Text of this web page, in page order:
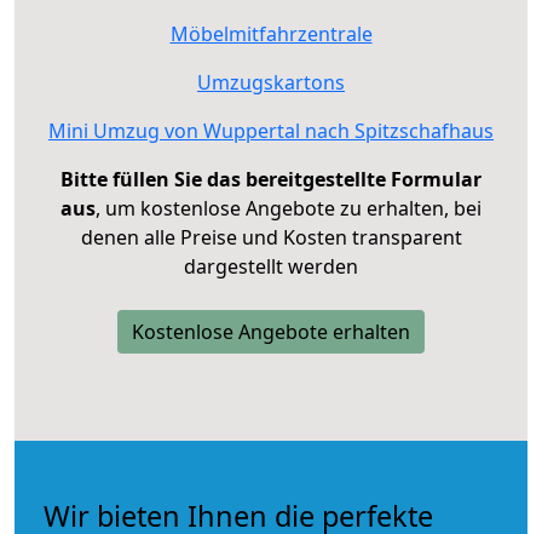
Möbelmitfahrzentrale
Umzugskartons
Mini Umzug von Wuppertal nach Spitzschafhaus
Bitte füllen Sie das bereitgestellte Formular
aus, um kostenlose Angebote zu erhalten, bei
denen alle Preise und Kosten transparent
dargestellt werden
Kostenlose Angebote erhalten
Wir bieten Ihnen die perfekte